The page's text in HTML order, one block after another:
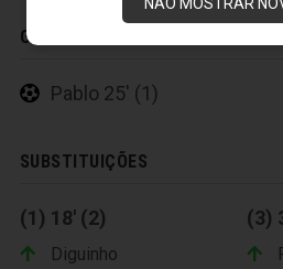
GOLS
Pablo 25' (1)
SUBSTITUIÇÕES
(1) 18' (2)
Diguinho
(3)